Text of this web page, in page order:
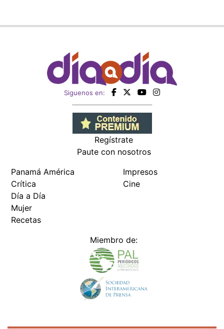
Siguenos en:
Regístrate
Paute con nosotros
Panamá América
Crítica
Día a Día
Mujer
Recetas
Impresos
Cine
Miembro de: